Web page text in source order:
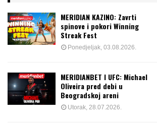
MERIDIAN KAZINO: Zavrti
spinove i pokori Winning
Streak Fest
Ponedjeljak, 03.08.2026.
MERIDIANBET I UFC: Michael
Oliveira pred debi u
Beogradskoj areni
Utorak, 28.07.2026.